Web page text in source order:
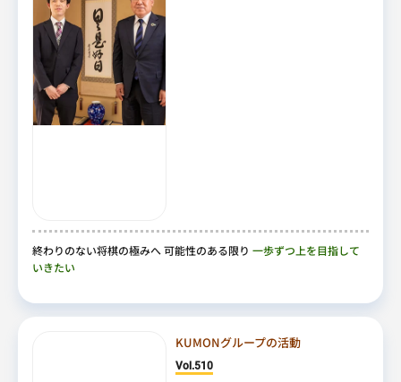
終わりのない将棋の極みへ 可能性のある限り 一歩ずつ上を目指して
いきたい
KUMONグループの活動
Vol.510